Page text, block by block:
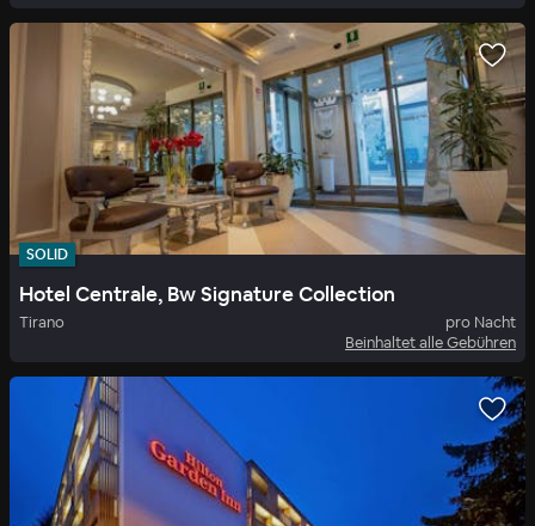
SOLID
Hotel Centrale, Bw Signature Collection
Tirano
pro Nacht
Beinhaltet alle Gebühren